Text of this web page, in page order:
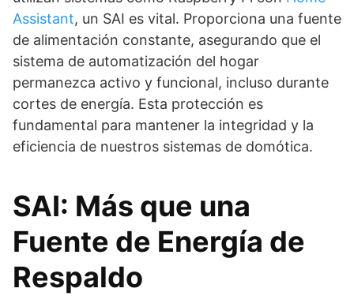
Assistant, un SAI es vital. Proporciona una fuente
de alimentación constante, asegurando que el
sistema de automatización del hogar
permanezca activo y funcional, incluso durante
cortes de energía. Esta protección es
fundamental para mantener la integridad y la
eficiencia de nuestros sistemas de domótica.
SAI: Más que una
Fuente de Energía de
Respaldo